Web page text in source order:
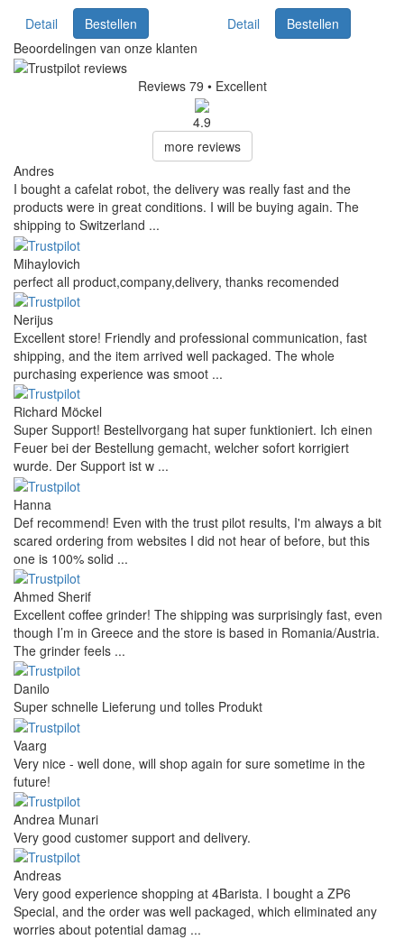
Detail
Bestellen
Detail
Bestellen
Beoordelingen van onze klanten
Reviews 79 • Excellent
4.9
more reviews
Andres
I bought a cafelat robot, the delivery was really fast and the
products were in great conditions. I will be buying again. The
shipping to Switzerland ...
Mihaylovich
perfect all product,company,delivery, thanks recomended
Nerijus
Excellent store! Friendly and professional communication, fast
shipping, and the item arrived well packaged. The whole
purchasing experience was smoot ...
Richard Möckel
Super Support! Bestellvorgang hat super funktioniert. Ich einen
Feuer bei der Bestellung gemacht, welcher sofort korrigiert
wurde. Der Support ist w ...
Hanna
Def recommend! Even with the trust pilot results, I'm always a bit
scared ordering from websites I did not hear of before, but this
one is 100% solid ...
Ahmed Sherif
Excellent coffee grinder! The shipping was surprisingly fast, even
though I’m in Greece and the store is based in Romania/Austria.
The grinder feels ...
Danilo
Super schnelle Lieferung und tolles Produkt
Vaarg
Very nice - well done, will shop again for sure sometime in the
future!
Andrea Munari
Very good customer support and delivery.
Andreas
Very good experience shopping at 4Barista. I bought a ZP6
Special, and the order was well packaged, which eliminated any
worries about potential damag ...